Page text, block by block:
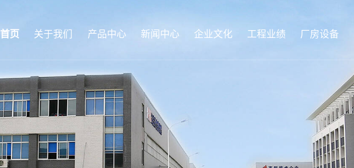
首页 关于我们 产品中心 新闻中心 企业文化 工程业绩 厂房设备